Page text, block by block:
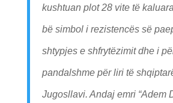
kushtuan plot 28 vite të
bë simbol i rezistencës së
shtypjes e shfrytëzimit dhe i
pandalshme për liri të
Jugosllavi. Andaj emri “Adem